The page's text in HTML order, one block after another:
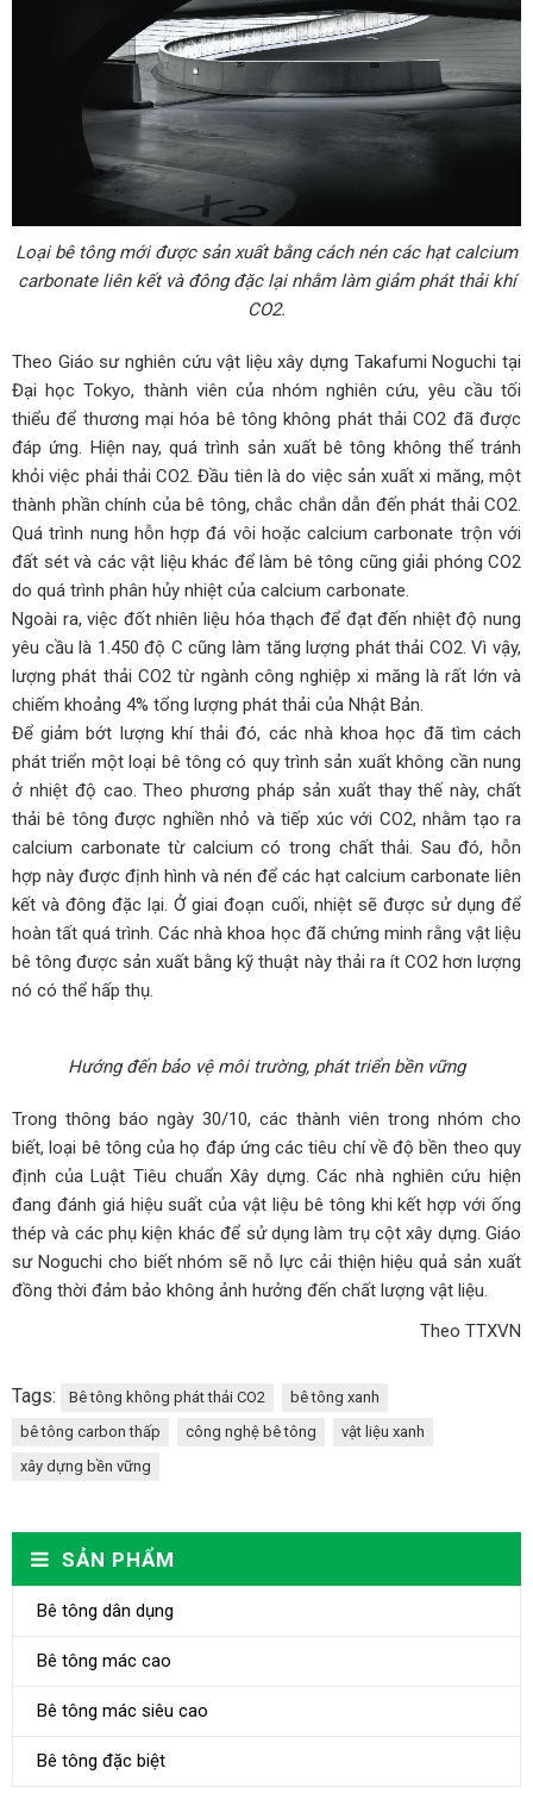
Loại bê tông mới được sản xuất bằng cách nén các hạt calcium
carbonate liên kết và đông đặc lại nhằm làm giảm phát thải khí
CO2.
Theo Giáo sư nghiên cứu vật liệu xây dựng Takafumi Noguchi tại
Đại học Tokyo, thành viên của nhóm nghiên cứu, yêu cầu tối
thiểu để thương mại hóa bê tông không phát thải CO2 đã được
đáp ứng. Hiện nay, quá trình sản xuất bê tông không thể tránh
khỏi việc phải thải CO2. Đầu tiên là do việc sản xuất xi măng, một
thành phần chính của bê tông, chắc chắn dẫn đến phát thải CO2.
Quá trình nung hỗn hợp đá vôi hoặc calcium carbonate trộn với
đất sét và các vật liệu khác để làm bê tông cũng giải phóng CO2
do quá trình phân hủy nhiệt của calcium carbonate.
Ngoài ra, việc đốt nhiên liệu hóa thạch để đạt đến nhiệt độ nung
yêu cầu là 1.450 độ C cũng làm tăng lượng phát thải CO2. Vì vậy,
lượng phát thải CO2 từ ngành công nghiệp xi măng là rất lớn và
chiếm khoảng 4% tổng lượng phát thải của Nhật Bản.
Để giảm bớt lượng khí thải đó, các nhà khoa học đã tìm cách
phát triển một loại bê tông có quy trình sản xuất không cần nung
ở nhiệt độ cao. Theo phương pháp sản xuất thay thế này, chất
thải bê tông được nghiền nhỏ và tiếp xúc với CO2, nhằm tạo ra
calcium carbonate từ calcium có trong chất thải. Sau đó, hỗn
hợp này được định hình và nén để các hạt calcium carbonate liên
kết và đông đặc lại. Ở giai đoạn cuối, nhiệt sẽ được sử dụng để
hoàn tất quá trình. Các nhà khoa học đã chứng minh rằng vật liệu
bê tông được sản xuất bằng kỹ thuật này thải ra ít CO2 hơn lượng
nó có thể hấp thụ.
Hướng đến bảo vệ môi trường, phát triển bền vững
Trong thông báo ngày 30/10, các thành viên trong nhóm cho
biết, loại bê tông của họ đáp ứng các tiêu chí về độ bền theo quy
định của Luật Tiêu chuẩn Xây dựng. Các nhà nghiên cứu hiện
đang đánh giá hiệu suất của vật liệu bê tông khi kết hợp với ống
thép và các phụ kiện khác để sử dụng làm trụ cột xây dựng. Giáo
sư Noguchi cho biết nhóm sẽ nỗ lực cải thiện hiệu quả sản xuất
đồng thời đảm bảo không ảnh hưởng đến chất lượng vật liệu.
Theo TTXVN
Tags: Bê tông không phát thải CO2
bê tông xanh
bê tông carbon thấp
công nghệ bê tông
vật liệu xanh
xây dựng bền vững
SẢN PHẨM
Bê tông dân dụng
Bê tông mác cao
Bê tông mác siêu cao
Bê tông đặc biệt